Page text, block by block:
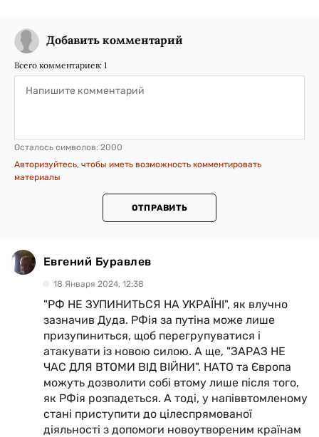
Добавить комментарий
Всего комментариев: 1
Осталось символов: 2000
Авторизуйтесь, чтобы иметь возможность комментировать
материалы
ОТПРАВИТЬ
Евгений Буравлев
18 Января 2024, 12:38
"РФ НЕ ЗУПИНИТЬСЯ НА УКРАЇНІ", як влучно
зазначив Дуда. РФія за путіна може лише
призупиниться, щоб перегрупуватися і
атакувати із новою силою. А ще, "ЗАРАЗ НЕ
ЧАС ДЛЯ ВТОМИ ВІД ВІЙНИ". НАТО та Європа
можуть дозволити собі втому лише після того,
як РФія розпадеться. А тоді, у напіввтомленому
стані приступити до цілеспрямованої
діяльності з допомоги новоутвореним країнам